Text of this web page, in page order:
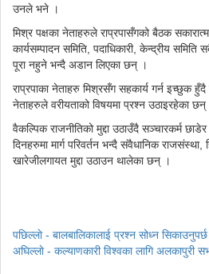
उनले भने ।
मिश्र पक्षका नेताहरुले राप्रपासँगको बैठक
कार्यसम्पादन समिति, पदाधिकारी, केन्द्रीय
पूरा नहुने भन्दै अडान लिएका छन् ।
राप्रपाका नेताहरु मिश्रसँग सहकार्य गर्न इच्छुक हुँदै
नेताहरुले वरीयताको विषयमा प्रश्न उठाइरहेका छन्
वैकल्पिक राजनीतिको मुद्दा उठाउँदै सञ्चारकर्म छाडेर
दिनहरुमा मार्ग परिवर्तन भन्दै संवैधानिक राजसंस्था,
खारेजीलगायत मुद्दा उठाउन थालेका छन् ।
पछिल्लाे - बालबालिकालाई प्रश्न सोध्न सिकाउनुपर्छ
अघिल्लाे - कल्याणकारी विश्वका लागि अलकापुरी